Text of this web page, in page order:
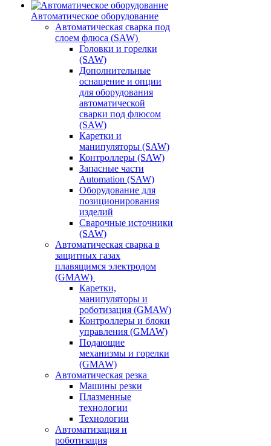
Автоматическое оборудование
Автоматическая сварка под
слоем флюса (SAW)
Головки и горелки
(SAW)
Дополнительные
оснащение и опции
для оборудования
автоматической
сварки под флюсом
(SAW)
Каретки и
манипуляторы (SAW)
Контроллеры (SAW)
Запасные части
Automation (SAW)
Оборудование для
позиционирования
изделий
Сварочные источники
(SAW)
Автоматическая сварка в
защитных газах
плавящимся электродом
(GMAW)
Каретки,
манипуляторы и
роботизация (GMAW)
Контроллеры и блоки
управления (GMAW)
Подающие
механизмы и горелки
(GMAW)
Автоматическая резка
Машины резки
Плазменные
технологии
Технологии
Автоматизация и
роботизация